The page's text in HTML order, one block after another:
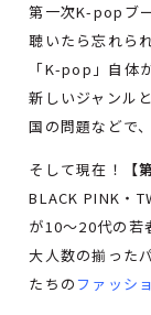
第一次K-popブ
聴いたら忘れら
「K-pop」自体
新しいジャンル
国の問題などで
そして現在！ 【
BLACK PINK・
が10～20代の若
大人数の揃った
たちの ファッシ